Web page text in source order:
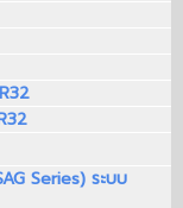
Series) ระบบ